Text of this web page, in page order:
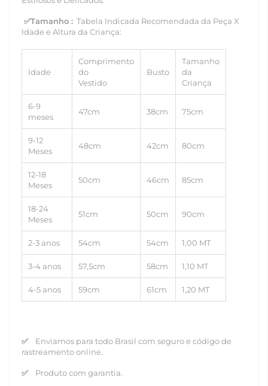
✅Tamanho : Tabela Indicada Recomendada da Peça X
Idade e Altura da Criança:
Idade
Comprimento
do
Vestido
Busto
Tamanho
da
Criança
6-9
meses
47cm 38cm 75cm
9-12
Meses
48cm 42cm 80cm
12-18
Meses
50cm 46cm 85cm
18-24
Meses
51cm 50cm 90cm
2-3 anos 54cm 54cm 1,00 MT
3-4 anos 57,5cm 58cm 1,10 MT
4-5 anos 59cm 61cm 1,20 MT
✅ Enviamos para todo Brasil com seguro e código de
rastreamento online.
✅ Produto com garantia.